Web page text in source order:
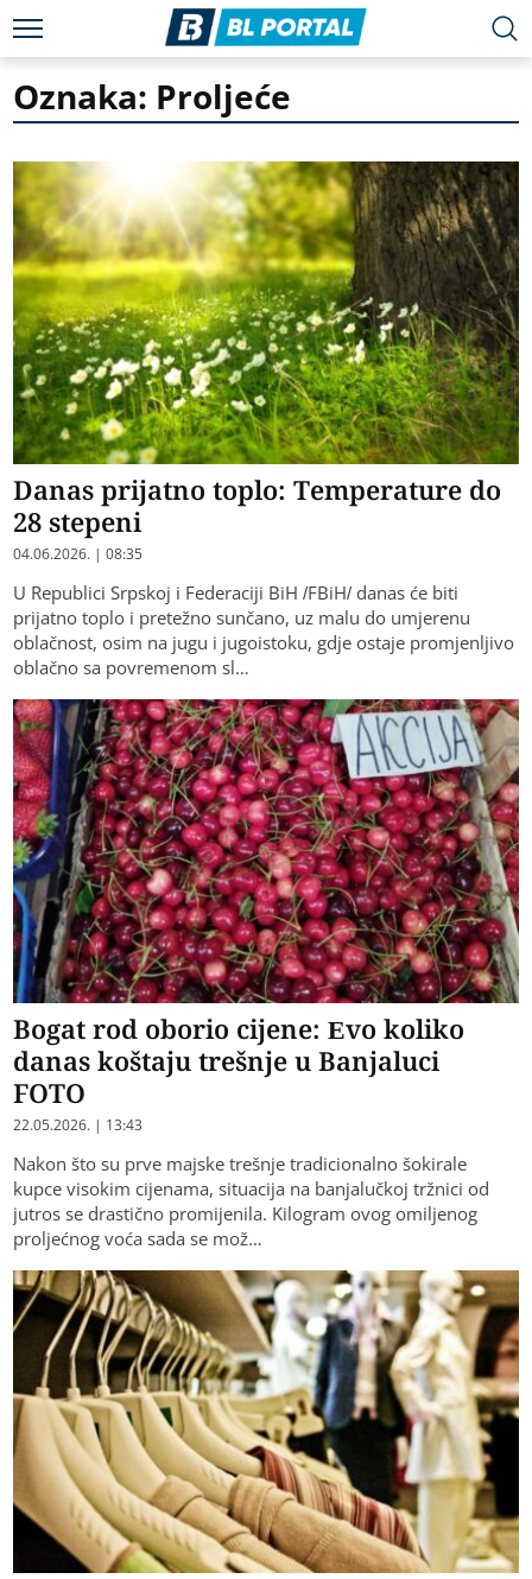
Oznaka: Proljeće
Danas prijatno toplo: Temperature do
28 stepeni
04.06.2026. | 08:35
U Republici Srpskoj i Federaciji BiH /FBiH/ danas će biti
prijatno toplo i pretežno sunčano, uz malu do umjerenu
oblačnost, osim na jugu i jugoistoku, gdje ostaje promjenljivo
oblačno sa povremenom sl…
Bogat rod oborio cijene: Evo koliko
danas koštaju trešnje u Banjaluci
FOTO
22.05.2026. | 13:43
Nakon što su prve majske trešnje tradicionalno šokirale
kupce visokim cijenama, situacija na banjalučkoj tržnici od
jutros se drastično promijenila. Kilogram ovog omiljenog
proljećnog voća sada se mož…